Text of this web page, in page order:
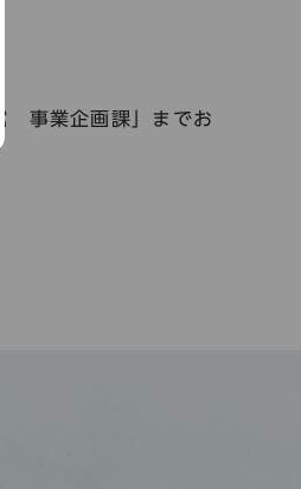
事業企画課」までお